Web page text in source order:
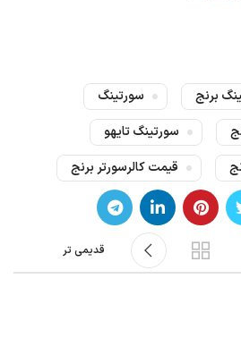
برنج
سورتینگ
سورتینگ تایهو
قیمت کالرسورتر برنج
قدیمی تر